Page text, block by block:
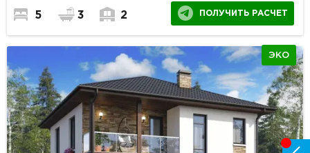
5 3 2 ПОЛУЧИТЬ РАСЧЕТ
ЭКО